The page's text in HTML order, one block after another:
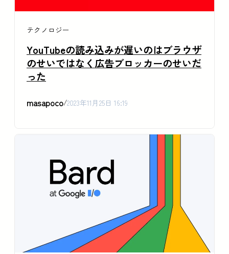
テクノロジー
YouTubeの読み込みが遅いのはブラウザ
のせいではなく広告ブロッカーのせいだ
った
masapoco/2023年11月25日 16:19